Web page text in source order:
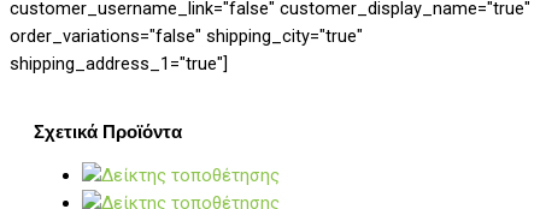
customer_username_link="false" customer_display_name="true"
order_variations="false" shipping_city="true"
shipping_address_1="true"]
Σχετικά Προϊόντα